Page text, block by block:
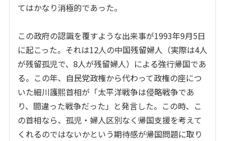
てはかなり消極的であった。
この政府の認識を覆すような出来事が1993年9月5日
に起こった。それは12人の中国残留婦人（実際は4人
が残留孤児で、8人が残留婦人）による強行帰国であ
る。この年、自民党政権から代わって政権の座につ
いた細川護熙首相が「太平洋戦争は侵略戦争であ
り、間違った戦争だった」と発言した。この時、こ
の首相なら、孤児・婦人区別なく帰国支援を考えて
くれるのではないかという期待感が帰国問題に取り